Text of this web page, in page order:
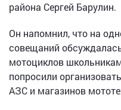
района Сергей Барулин.
Он напомнил, что на
совещаний
мотоциклов
попросили
АЗС и магазинов